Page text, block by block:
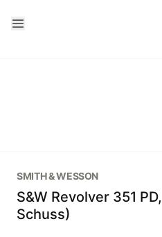
SMITH & WESSON
S&W Revolver 351
Schuss)